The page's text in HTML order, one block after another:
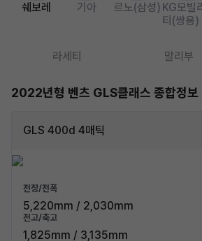
쉐보레 기아 르노(삼성) KG모빌리
티(쌍용)
라세티 말리부
2022년형 벤츠 GLS클래스 종합정보
GLS 400d 4매틱
전장/전폭
5,220mm / 2,030mm
전고/축고
1,825mm / 3,135mm